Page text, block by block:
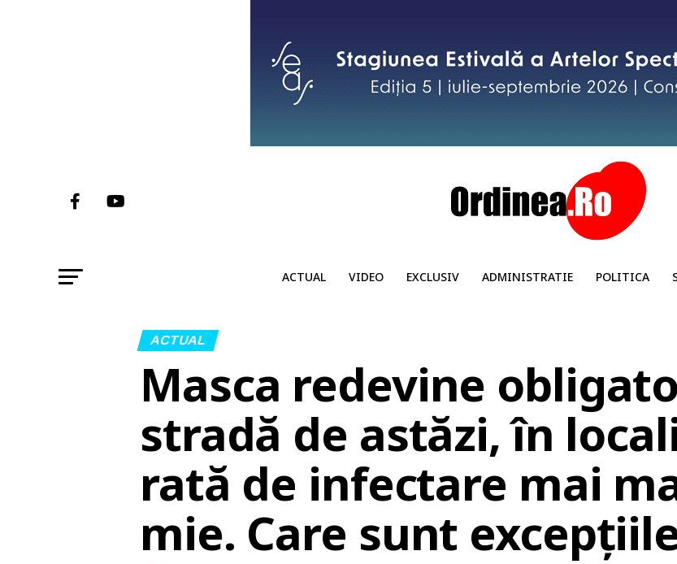
ACTUAL VIDEO EXCLUSIV ADMINISTRATIE POLITICA
ACTUAL
Masca redevine
stradă de astăzi, în
rată de infectare mai
mie. Care sunt